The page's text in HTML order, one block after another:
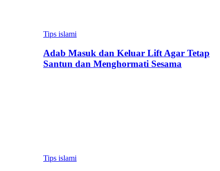
Tips islami
Adab Masuk dan Keluar Lift Agar Tetap
Santun dan Menghormati Sesama
Tips islami